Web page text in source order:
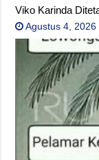
Viko Karinda
Agustus 4, 2026